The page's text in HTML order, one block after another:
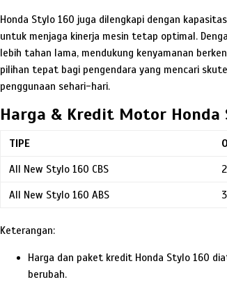
Honda Stylo 160 juga dilengkapi dengan
untuk menjaga kinerja mesin tetap optimal.
lebih tahan lama, mendukung kenyamanan
pilihan tepat bagi pengendara yang mencari
penggunaan sehari-hari.
Harga & Kredit Motor Honda
TIPE
All New Stylo 160 CBS
All New Stylo 160 ABS
Keterangan:
Harga dan paket kredit Honda Stylo 160
berubah.